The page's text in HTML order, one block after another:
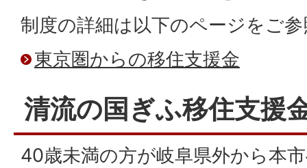
制度の詳細は以下のページをご
東京圏からの移住支援金
清流の国ぎふ移住支援
40歳未満の方が岐阜県外から本